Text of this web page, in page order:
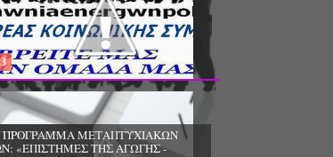
22Aug 2023
ΔΩΡΕΑΝ ΠΡΟΓΡΑΜΜΑ ΜΕΤΑΠΤΥΧΙΑΚΩΝ
ΣΠΟΥΔΩΝ: «ΕΠΙΣΤΗΜΕΣ ΤΗΣ ΑΓΩΓΗΣ -